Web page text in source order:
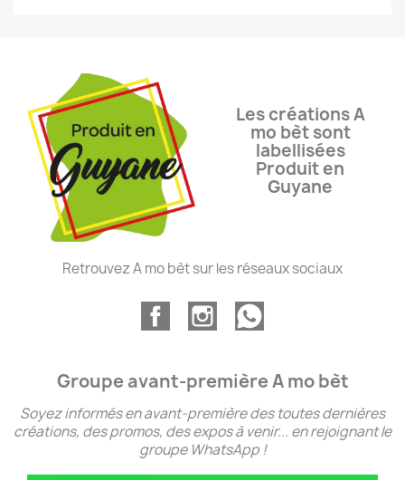
Les créations A
mo bèt sont
labellisées
Produit en
Guyane
Retrouvez A mo bèt sur les réseaux sociaux
Groupe avant-première A mo bèt
Soyez informés en avant-première des toutes dernières
créations, des promos, des expos à venir... en rejoignant le
groupe WhatsApp !